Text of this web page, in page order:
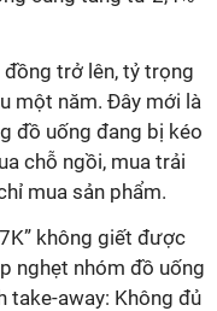
trở lên, tỷ trọng
một năm. Đây mới là
đồ uống đang bị kéo
chỗ ngồi, mua trải
mua sản phẩm.
không giết được
nghẹt nhóm đồ uống
take-away: Không đủ